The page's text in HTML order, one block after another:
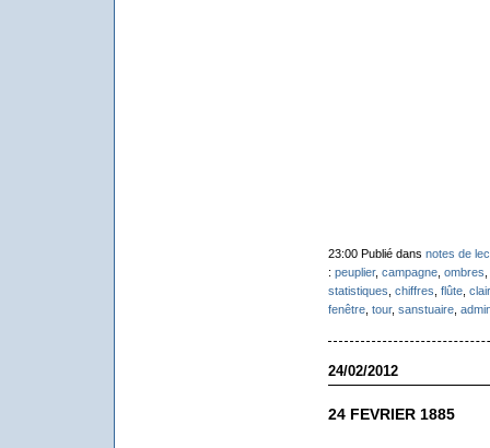
23:00 Publié dans notes de
: peuplier, campagne, ombres
statistiques chiffres flûte, clair
fenêtre, tour, sanstuaire,
24/02/2012
24 FEVRIER 1885